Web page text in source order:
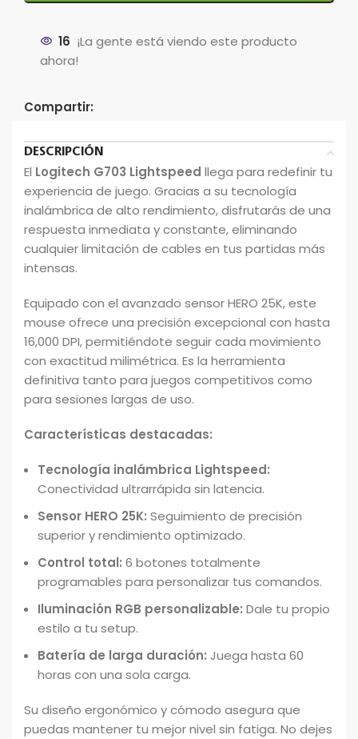
16 ¡La gente está viendo este producto
ahora!
Compartir:
DESCRIPCIÓN
El Logitech G703 Lightspeed llega para redefinir tu
experiencia de juego. Gracias a su tecnología
inalámbrica de alto rendimiento, disfrutarás de una
respuesta inmediata y constante, eliminando
cualquier limitación de cables en tus partidas más
intensas.
Equipado con el avanzado sensor HERO 25K, este
mouse ofrece una precisión excepcional con hasta
16,000 DPI, permitiéndote seguir cada movimiento
con exactitud milimétrica. Es la herramienta
definitiva tanto para juegos competitivos como
para sesiones largas de uso.
Características destacadas:
Tecnología inalámbrica Lightspeed:
Conectividad ultrarrápida sin latencia.
Sensor HERO 25K: Seguimiento de precisión
superior y rendimiento optimizado.
Control total: 6 botones totalmente
programables para personalizar tus comandos.
Iluminación RGB personalizable: Dale tu propio
estilo a tu setup.
Batería de larga duración: Juega hasta 60
horas con una sola carga.
Su diseño ergonómico y cómodo asegura que
puedas mantener tu mejor nivel sin fatiga. No dejes